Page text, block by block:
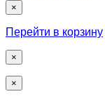
×
Перейти в корзину
×
×